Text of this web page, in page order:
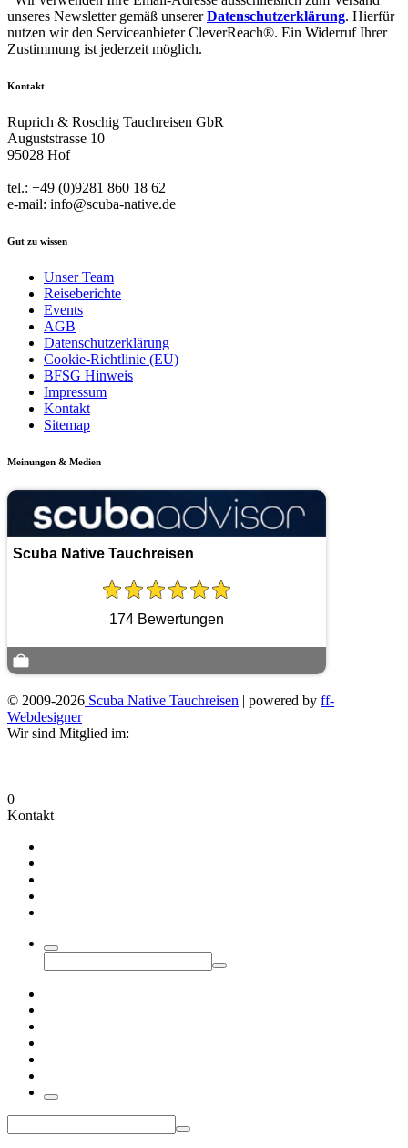
unseres Newsletter gemäß unsererDatenschutzerklärung. Hierfür
nutzen wir den Serviceanbieter CleverReach®. Ein Widerruf Ihrer
Zustimmung ist jederzeit möglich.
Kontakt
Ruprich & Roschig Tauchreisen GbR
Auguststrasse 10
95028 Hof
tel.: +49 (0)9281 860 18 62
e-mail: info@scuba-native.de
Gut zu wissen
Unser Team
Reiseberichte
Events
AGB
Datenschutzerklärung
Cookie-Richtlinie (EU)
BFSG Hinweis
Impressum
Kontakt
Sitemap
Meinungen & Medien
Scuba Native Tauchreisen
174 Bewertungen
© 2009-2026 Scuba Native Tauchreisen | powered by ff-
Webdesigner
Wir sind Mitglied im:
0
Kontakt